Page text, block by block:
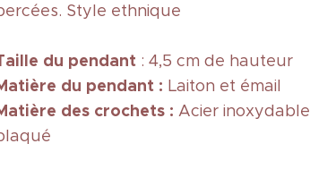
Style ethnique
du pendant : 4,5 cm de hauteur
du pendant : Laiton et émail
des crochets : Acier inoxydable